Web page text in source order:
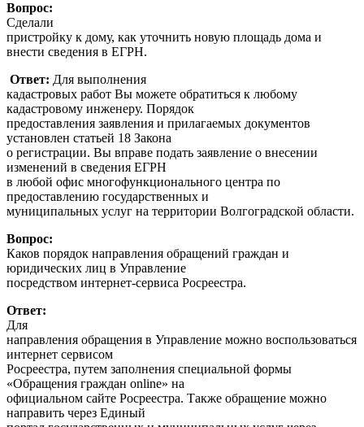
Вопрос:
Сделали
пристройку к дому, как уточнить новую площадь дома и
внести сведения в ЕГРН.
Ответ: Для выполнения
кадастровых работ Вы можете обратиться к любому
кадастровому инженеру. Порядок
предоставления заявления и прилагаемых документов
установлен статьей 18 Закона
о регистрации. Вы вправе подать заявление о внесении
изменений в сведения ЕГРН
в любой офис многофункционального центра по
предоставлению государственных и
муниципальных услуг на территории Волгоградской области.
Вопрос:
Каков порядок направления обращений граждан и
юридических лиц в Управление
посредством интернет-сервиса Росреестра.
Ответ:
Для
направления обращения в Управление можно воспользоваться
интернет сервисом
Росреестра, путем заполнения специальной формы
«Обращения граждан online» на
официальном сайте Росреестра. Также обращение можно
направить через Единый